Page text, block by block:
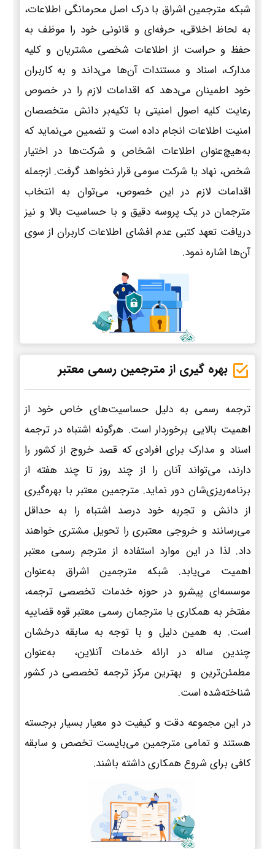
شبکه مترجمین اشراق با درک اصل محرمانگی اطلاعات،
به لحاظ اخلاقی، حرفه‌ای و قانونی خود را موظف به
حفظ و حراست از اطلاعات شخصی مشتریان و کلیه
مدارک، اسناد و مستندات آن‌ها می‌داند و به کاربران
خود اطمینان می‌دهد که اقدامات لازم را در خصوص
رعایت کلیه اصول امنیتی با تکیه‌بر دانش متخصصان
امنیت اطلاعات انجام داده است و تضمین می‌نماید که
به‌هیچ‌عنوان اطلاعات اشخاص و شرکت‌ها در اختیار
شخص، نهاد یا شرکت سومی قرار نخواهد گرفت. ازجمله
اقدامات لازم در این خصوص، می‌توان به انتخاب
مترجمان در یک پروسه دقیق و با حساسیت بالا و نیز
دریافت تعهد کتبی عدم افشای اطلاعات کاربران از سوی
آن‌ها اشاره نمود.
بهره گیری از مترجمین رسمی معتبر
ترجمه رسمی به دلیل حساسیت‌های خاص خود از
اهمیت بالایی برخوردار است. هرگونه اشتباه در ترجمه
اسناد و مدارک برای افرادی که قصد خروج از کشور را
دارند، می‌تواند آنان را از چند روز تا چند هفته از
برنامه‌ریزی‌شان دور نماید. مترجمین معتبر با بهره‌گیری
از دانش و تجربه خود درصد اشتباه را به حداقل
می‌رسانند و خروجی معتبری را تحویل مشتری خواهند
داد. لذا در این موارد استفاده از مترجم رسمی معتبر
اهمیت می‌یابد. شبکه مترجمین اشراق به‌عنوان
موسسه‌ای پیشرو در حوزه خدمات تخصصی ترجمه،
مفتخر به همکاری با مترجمان رسمی معتبر قوه قضاییه
است. به همین دلیل و با توجه به سابقه درخشان
چندین ساله در ارائه خدمات آنلاین، به‌عنوان
مطمئن‌ترین و بهترین مرکز ترجمه تخصصی در کشور
شناخته‌شده است.
در این مجموعه دقت و کیفیت دو معیار بسیار برجسته
هستند و تمامی مترجمین می‌بایست تخصص و سابقه
کافی برای شروع همکاری داشته باشند.